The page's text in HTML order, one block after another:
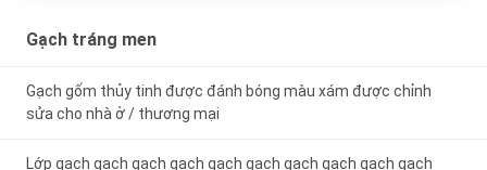
Gạch tráng men
Gạch gốm thủy tinh được đánh bóng màu xám được chỉnh
sửa cho nhà ở / thương mại
Lớp gạch gạch gạch gạch gạch gạch gạch gạch gạch gạch